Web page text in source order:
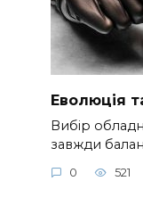
Еволюція
Вибір
завжди
0 521